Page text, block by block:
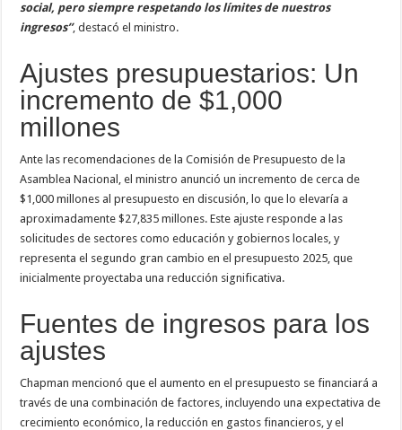
social, pero siempre respetando los límites de nuestros
ingresos”, destacó el ministro.
Ajustes presupuestarios: Un
incremento de $1,000
millones
Ante las recomendaciones de la Comisión de Presupuesto de la
Asamblea Nacional, el ministro anunció un incremento de cerca de
$1,000 millones al presupuesto en discusión, lo que lo elevaría a
aproximadamente $27,835 millones. Este ajuste responde a las
solicitudes de sectores como educación y gobiernos locales, y
representa el segundo gran cambio en el presupuesto 2025, que
inicialmente proyectaba una reducción significativa.
Fuentes de ingresos para los
ajustes
Chapman mencionó que el aumento en el presupuesto se financiará a
través de una combinación de factores, incluyendo una expectativa de
crecimiento económico, la reducción en gastos financieros, y el